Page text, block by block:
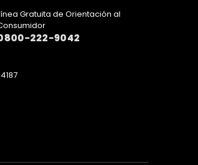
Gratuita de Orientación al
222-9042